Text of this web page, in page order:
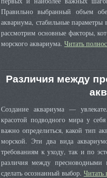
Правильно выбранный объем
аквариума, стабильные
рассмотрим основные факторы,
морского аквариума. Читать
Различия между
Создание аквариума —
красотой подводного мира у
важно определиться, какой тип
морской. Эти два вида
требованиям к уходу, так и по
различия между
сделать осознанный выбор.